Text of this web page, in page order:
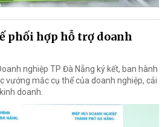
phối hợp hỗ trợ doanh
nghiệp TP Đà Nẵng ký kết, ban hành
vướng mắc cụ thể của doanh nghiệp, cải
doanh.